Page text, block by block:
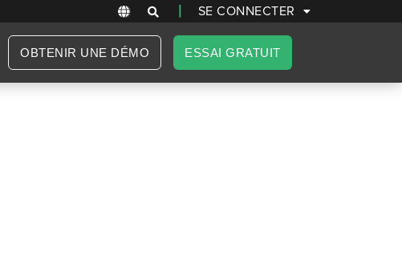
| SE CONNECTER
OBTENIR UNE DÉMO ESSAI GRATUIT